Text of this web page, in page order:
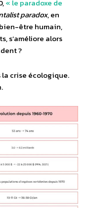
« le paradoxe de
paradox, en
être humain,
s’améliore alors
?
la crise écologique.